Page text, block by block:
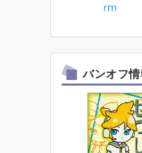
rm
バンオフ